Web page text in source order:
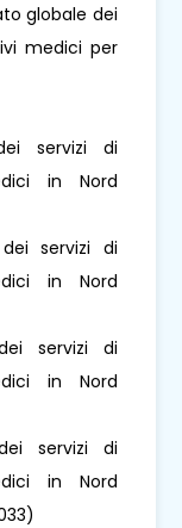
globale dei
medici per
servizi di
in Nord
servizi di
in Nord
servizi di
in Nord
servizi di
in Nord